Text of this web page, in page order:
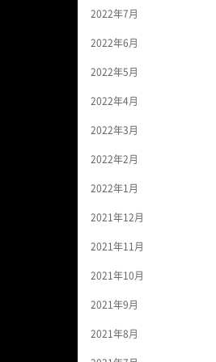
2022年7月
2022年6月
2022年5月
2022年4月
2022年3月
2022年2月
2022年1月
2021年12月
2021年11月
2021年10月
2021年9月
2021年8月